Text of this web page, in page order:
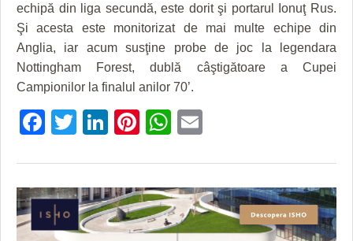
HARTA TIMIŞOAREI
LICEE, ŞCOLI ŞI GRĂDINIŢE DIN TIMIŞ
PRIMĂRIILE DIN TIMIŞ
SFATUL MEDICULUI
echipă din liga secundă, este dorit şi portarul Ionuţ Rus.
Şi acesta este monitorizat de mai multe echipe din
Anglia, iar acum susţine probe de joc la legendara
Nottingham Forest, dublă câştigătoare a Cupei
Campionilor la finalul anilor 70’.
Facebook
Twitter
LinkedIn
Pinterest
WhatsApp